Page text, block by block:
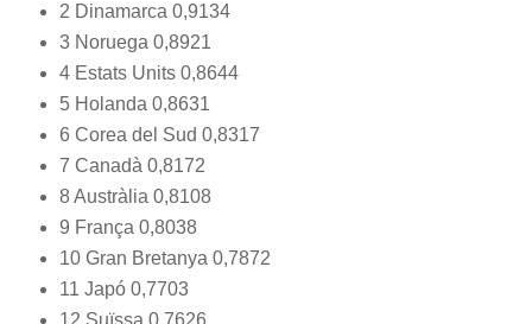
2 Dinamarca 0,9134
3 Noruega 0,8921
4 Estats Units 0,8644
5 Holanda 0,8631
6 Corea del Sud 0,8317
7 Canadà 0,8172
8 Austràlia 0,8108
9 França 0,8038
10 Gran Bretanya 0,7872
11 Japó 0,7703
12 Suïssa 0,7626